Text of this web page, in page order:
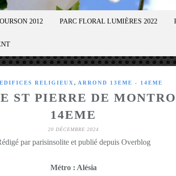
OURSON 2012 PARC FLORAL LUMIÈRES 2022
RELIGIEUX , ARROND 13EME - 14EME
ST PIERRE DE
14EME
20 DÉCEMBRE 2024
par parisinsolite et publié depuis Overblog
Métro : Alésia